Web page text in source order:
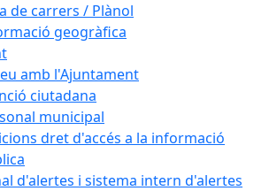
de carrers / Plànol
geogràfica
amb l'Ajuntament
ciutadana
municipal
dret d'accés a la informació
d'alertes i sistema intern d'alertes